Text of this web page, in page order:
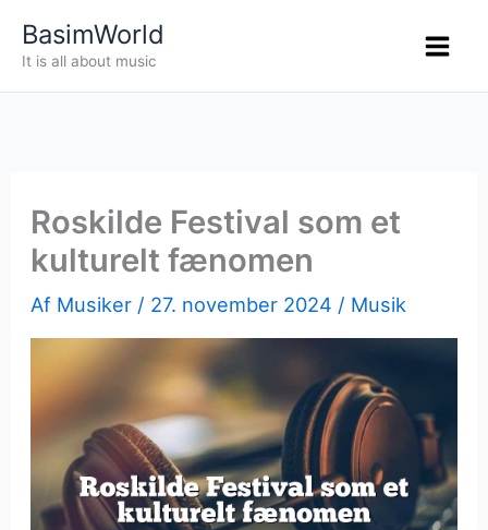
BasimWorld
It is all about music
Roskilde Festival som et
kulturelt fænomen
Af Musiker / 27. november 2024 / Musik